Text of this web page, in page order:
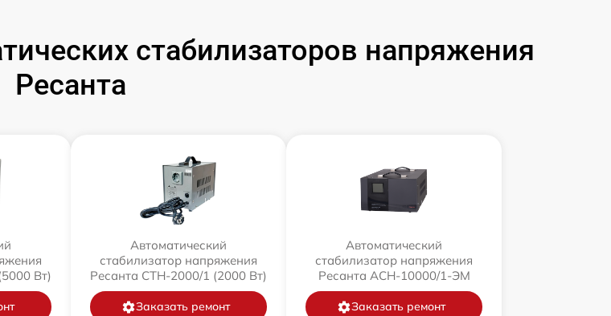
стабилизаторов напряжения
Ресанта
Вт)
Автоматический
стабилизатор напряжения
Ресанта СТН-2000/1 (2000 Вт)
Заказать ремонт
Автоматический
стабилизатор напряжения
Ресанта АСН-10000/1-ЭМ
Заказать ремонт